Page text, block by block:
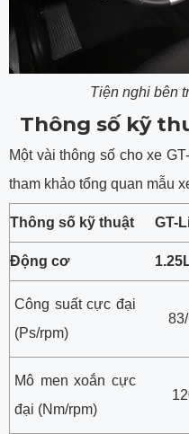
Tiện nghi bên
Thông số kỹ
Một vài thông số cho xe
tham khảo tổng quan mẫu
Thông số kỹ thuật GT-
Động cơ
Công suất cực đại
(Ps/rpm)
Mô men xoắn cực
đại (Nm/rpm)